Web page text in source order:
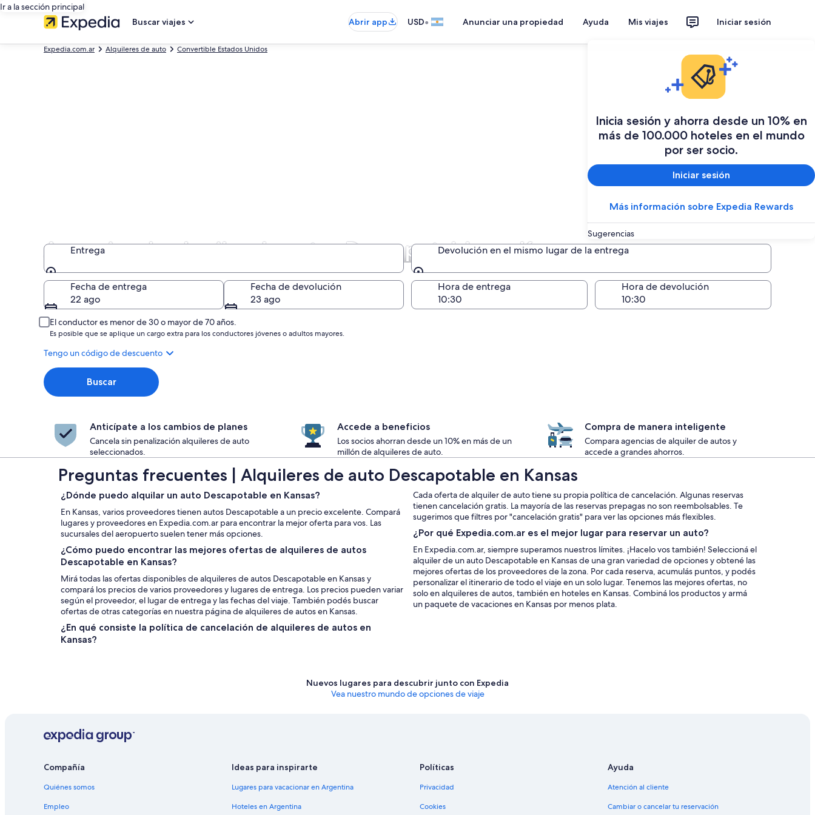
Ir a la sección principal
Buscar viajes
Abrir app USD• Anunciar una propiedad Ayuda Mis viajes Iniciar sesión
Inicia sesión y ahorra desde un 10% en
más de 100.000 hoteles en el mundo
por ser socio.
Iniciar sesión
Más información sobre Expedia Rewards
Sugerencias
Expedia.com.ar Alquileres de auto Convertible Estados Unidos
Agencias de alquiler de autos Descapotable en Kansas
Entrega
Entrega
Devolución en el mismo lugar de la entrega
Devolución en el mismo lugar de la entrega
Fecha de entrega
22 ago
Fecha de devolución
23 ago
Hora de entrega Hora de devolución
El conductor es menor de 30 o mayor de 70 años.
Es posible que se aplique un cargo extra para los conductores jóvenes o adultos mayores.
Tengo un código de descuento
Buscar
Anticípate a los cambios de planes
Cancela sin penalización alquileres de auto
seleccionados.
Accede a beneficios
Los socios ahorran desde un 10% en más de un
millón de alquileres de auto.
Compra de manera inteligente
Compara agencias de alquiler de autos y
accede a grandes ahorros.
Preguntas frecuentes | Alquileres de auto Descapotable en Kansas
¿Dónde puedo alquilar un auto Descapotable en Kansas?
En Kansas, varios proveedores tienen autos Descapotable a un precio excelente. Compará
lugares y proveedores en Expedia.com.ar para encontrar la mejor oferta para vos. Las
sucursales del aeropuerto suelen tener más opciones.
¿Cómo puedo encontrar las mejores ofertas de alquileres de autos
Descapotable en Kansas?
Mirá todas las ofertas disponibles de alquileres de autos Descapotable en Kansas y
compará los precios de varios proveedores y lugares de entrega. Los precios pueden variar
según el proveedor, el lugar de entrega y las fechas del viaje. También podés buscar
ofertas de otras categorías en nuestra página de alquileres de autos en Kansas.
¿En qué consiste la política de cancelación de alquileres de autos en
Kansas?
Cada oferta de alquiler de auto tiene su propia política de cancelación. Algunas reservas
tienen cancelación gratis. La mayoría de las reservas prepagas no son reembolsables. Te
sugerimos que filtres por "cancelación gratis" para ver las opciones más flexibles.
¿Por qué Expedia.com.ar es el mejor lugar para reservar un auto?
En Expedia.com.ar, siempre superamos nuestros límites. ¡Hacelo vos también! Seleccioná el
alquiler de un auto Descapotable en Kansas de una gran variedad de opciones y obtené las
mejores ofertas de los proveedores de la zona. Por cada reserva, acumulás puntos, y podés
personalizar el itinerario de todo el viaje en un solo lugar. Tenemos las mejores ofertas, no
solo en alquileres de autos, también en hoteles en Kansas. Combiná los productos y armá
un paquete de vacaciones en Kansas por menos plata.
Nuevos lugares para descubrir junto con Expedia
Vea nuestro mundo de opciones de viaje
Compañía
Quiénes somos
Empleo
Ideas para inspirarte
Lugares para vacacionar en Argentina
Hoteles en Argentina
Políticas
Privacidad
Cookies
Ayuda
Atención al cliente
Cambiar o cancelar tu reservación